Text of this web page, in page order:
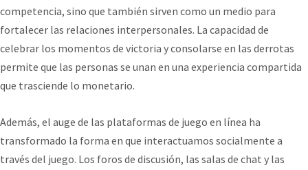
competencia, sino que también sirven como un medio para
fortalecer las relaciones interpersonales. La capacidad de
celebrar los momentos de victoria y consolarse en las derrotas
permite que las personas se unan en una experiencia compartida
que trasciende lo monetario.
Además, el auge de las plataformas de juego en línea ha
transformado la forma en que interactuamos socialmente a
través del juego. Los foros de discusión, las salas de chat y las